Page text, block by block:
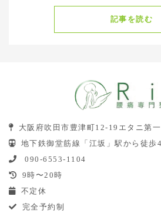
記事を読む
大阪府吹田市豊津町12-19エタニ第
地下鉄御堂筋線「江坂」駅から徒歩
090-6553-1104
9時〜20時
不定休
完全予約制